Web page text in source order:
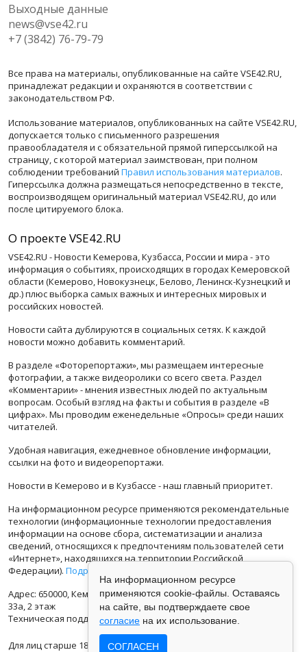
Выходные данные
news@vse42.ru
+7 (3842) 76-79-79
Все права на материалы, опубликованные на сайте VSE42.RU,
принадлежат редакции и охраняются в соответствии с
законодательством РФ.
Использование материалов, опубликованных на сайте VSE42.RU,
допускается только с письменного разрешения
правообладателя и с обязательной прямой гиперссылкой на
страницу, с которой материал заимствован, при полном
соблюдении требований Правил использования материалов.
Гиперссылка должна размещаться непосредственно в тексте,
воспроизводящем оригинальный материал VSE42.RU, до или
после цитируемого блока.
О проекте VSE42.RU
VSE42.RU - Новости Кемерова, Кузбасса, России и мира - это
информация о событиях, происходящих в городах Кемеровской
области (Кемерово, Новокузнецк, Белово, Ленинск-Кузнецкий и
др.) плюс выборка самых важных и интересных мировых и
российских новостей.
Новости сайта дублируются в социальных сетях. К каждой
новости можно добавить комментарий.
В разделе «Фоторепортажи», мы размещаем интересные
фотографии, а также видеоролики со всего света. Раздел
«Комментарии» - мнения известных людей по актуальным
вопросам. Особый взгляд на факты и события в разделе «В
цифрах». Мы проводим еженедельные «Опросы» среди наших
читателей.
Удобная навигация, ежедневное обновление информации,
ссылки на фото и видеорепортажи.
Новости в Кемерово и в Кузбассе - наш главный приоритет.
На информационном ресурсе применяются рекомендательные
технологии (информационные технологии предоставления
информации на основе сбора, систематизации и анализа
сведений, относящихся к предпочтениям пользователей сети
«Интернет», находящихся на территории Российской
Федерации). Подробная информация
Адрес: 650000, Кемеровская Область, г.Кемерово, ул.Кузбасская
33а, 2 этаж
Техническая поддержка: support@vse42.ru
Для лиц старше 18 лет.
На информационном ресурсе
применяются cookie-файлы. Оставаясь
на сайте, вы подтверждаете свое
согласие на их использование.
СОГЛАСЕН